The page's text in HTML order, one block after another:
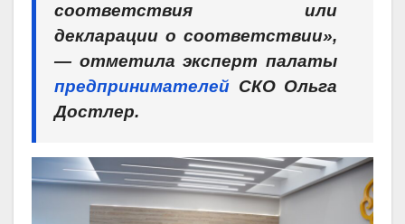
соответствия или
декларации о соответствии»,
— отметила эксперт палаты
предпринимателей СКО Ольга
Достлер.